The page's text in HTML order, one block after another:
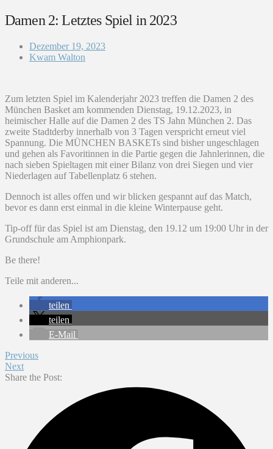
Damen 2: Letztes Spiel in 2023
Dezember 19, 2023
Kwam Walton
Zum letzten Spiel im Kalenderjahr 2023 treffen die Damen 2 des
München Basket am kommenden Dienstag, 19.12.2023, in
heimischer Halle auf die Damen 2 des TS Jahn München 2. Das
zweite Stadtderby innerhalb von 3 Tagen verspricht erneut viel
Spannung. Die MÜNCHEN BASKETs sind bisher ungeschlagen
und gehen als Favoritinnen in die Partie gegen die Jahnlerinnen, die
nach sieben Spieltagen mit einer Bilanz von drei Siegen und vier
Niederlagen auf Tabellenplatz 6 stehen.
Dennoch ist alles offen und wir blicken gespannt auf das Match,
bevor es dann erst einmal in die kleine Winterpause geht.
Tip-off für das Spiel ist am Dienstag, den 19.12 um 19:00 Uhr in der
Grundschule am Amphionpark.
Be there!
Teile mit anderen...
teilen
teilen
E-Mail
Previous
Next
Share the Post: